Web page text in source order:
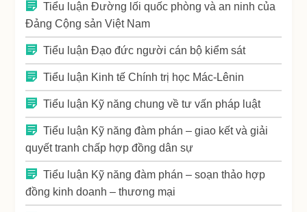
Tiểu luận Đường lối quốc phòng và an ninh của
Đảng Cộng sản Việt Nam
Tiểu luận Đạo đức người cán bộ kiểm sát
Tiểu luận Kinh tế Chính trị học Mác-Lênin
Tiểu luận Kỹ năng chung về tư vấn pháp luật
Tiểu luận Kỹ năng đàm phán – giao kết và giải
quyết tranh chấp hợp đồng dân sự
Tiểu luận Kỹ năng đàm phán – soạn thảo hợp
đồng kinh doanh – thương mại